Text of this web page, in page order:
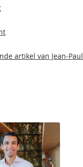
artikel van Jean-Paul